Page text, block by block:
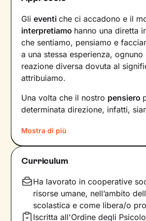
Glieventiche ci accadono e il
interpretiamo hanno una diretta
che sentiamo, pensiamo e
a una stessa esperienza, ognuno
reazione diversa dovuta al
attribuiamo.
Una volta che il nostro pensiero
determinata direzione, infatti,
modi che possono ostacolare il
benessere.
Per interrompere questo circolo
innescare un cambiamento
necessario individuare pensieri e
comportamenti che causano
spiacevoli e andare a lavorare su
Mostra di più
Curriculum
Ha lavorato in cooperative
risorse umane, nell’ambito
scolastica e come libera/o
Iscritta all'Ordine degli